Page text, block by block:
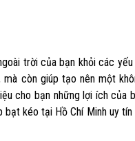
trời của bạn khỏi các
còn giúp tạo nên một
cho bạn những lợi ích của
kéo tại Hồ Chí Minh uy tín